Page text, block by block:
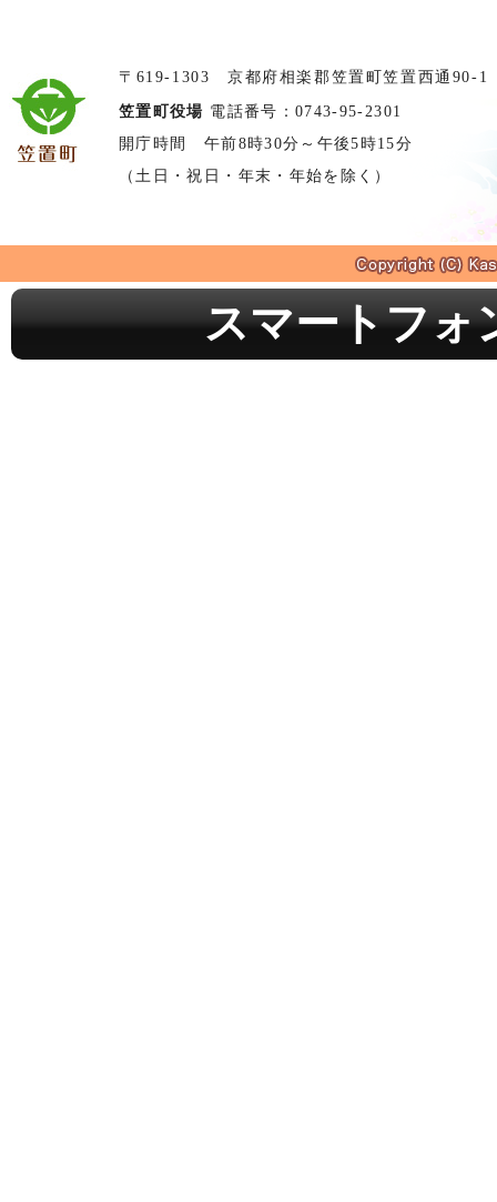
〒619-1303 京都府相楽郡笠置町笠置西通90-1
笠置町役場 電話番号：0743-95-2301
開庁時間 午前8時30分～午後5時15分
（土日・祝日・年末・年始を除く）
スマートフォ